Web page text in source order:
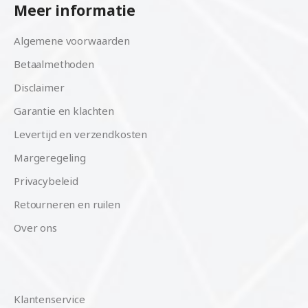
Meer informatie
Algemene voorwaarden
Betaalmethoden
Disclaimer
Garantie en klachten
Levertijd en verzendkosten
Margeregeling
Privacybeleid
Retourneren en ruilen
Over ons
Klantenservice